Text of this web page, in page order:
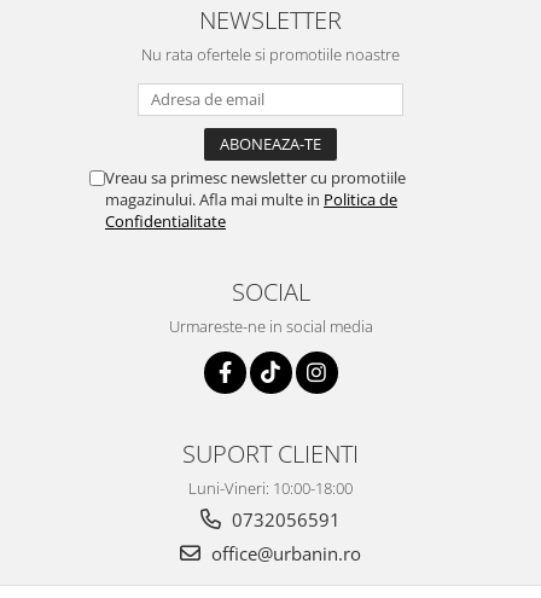
NEWSLETTER
Nu rata ofertele si promotiile noastre
Vreau sa primesc newsletter cu promotiile
magazinului. Afla mai multe in Politica de
Confidentialitate
SOCIAL
Urmareste-ne in social media
SUPORT CLIENTI
Luni-Vineri: 10:00-18:00
0732056591
office@urbanin.ro